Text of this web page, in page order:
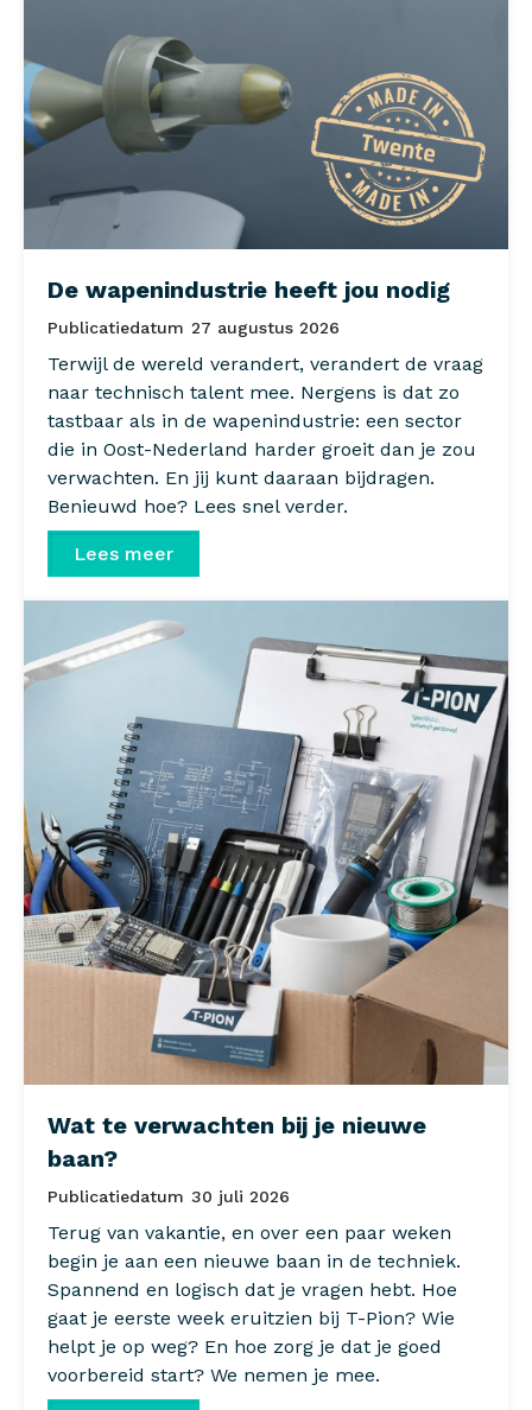
De wapenindustrie heeft jou nodig
Publicatiedatum 27 augustus 2026
Terwijl de wereld verandert, verandert de vraag
naar technisch talent mee. Nergens is dat zo
tastbaar als in de wapenindustrie: een sector
die in Oost-Nederland harder groeit dan je zou
verwachten. En jij kunt daaraan bijdragen.
Benieuwd hoe? Lees snel verder.
Lees meer
Wat te verwachten bij je nieuwe
baan?
Publicatiedatum 30 juli 2026
Terug van vakantie, en over een paar weken
begin je aan een nieuwe baan in de techniek.
Spannend en logisch dat je vragen hebt. Hoe
gaat je eerste week eruitzien bij T-Pion? Wie
helpt je op weg? En hoe zorg je dat je goed
voorbereid start? We nemen je mee.